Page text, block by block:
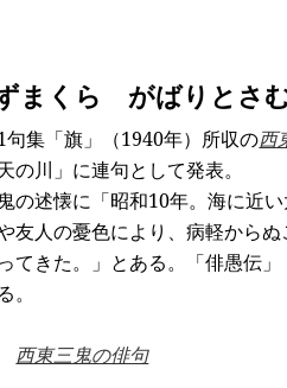
まくら がばりとさ
句集「旗」（1940年）所収の西
天の川」に連句として発表。
の述懐に「昭和10年。海に近
友人の憂色により、病軽から
てきた。」とある。「俳愚伝
。
西東三鬼の俳句